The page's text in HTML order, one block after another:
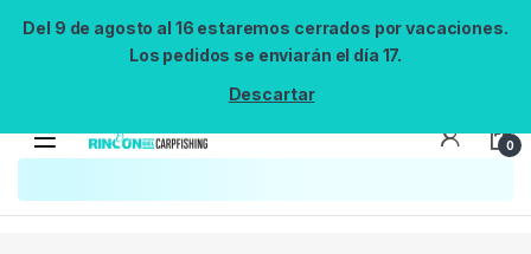
Del 9 de agosto al 16 estaremos cerrados por vacaciones.
Los pedidos se enviarán el día 17.
Descartar
0